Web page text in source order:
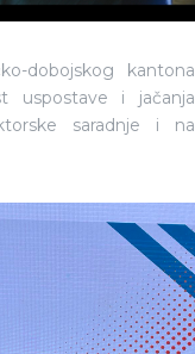
dobojskog kantona
uspostave i jačanja
saradnje i na